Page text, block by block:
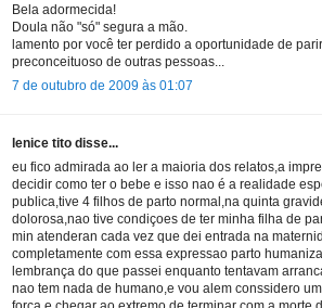
Bela adormecida!
Doula não "só" segura a mão.
lamento por você ter perdido a oportunidade de
preconceituoso de outras pessoas...
7 de outubro de 2009 às 01:07
lenice tito disse...
eu fico admirada ao ler a maioria dos relatos,a
decidir como ter o bebe e isso nao é a realidade
publica,tive 4 filhos de parto normal,na quinta
dolorosa,nao tive condiçoes de ter minha filha de
min atenderan cada vez que dei entrada na
completamente com essa expressao parto
lembrança do que passei enquanto tentavam
nao tem nada de humano,e vou alem conssidero